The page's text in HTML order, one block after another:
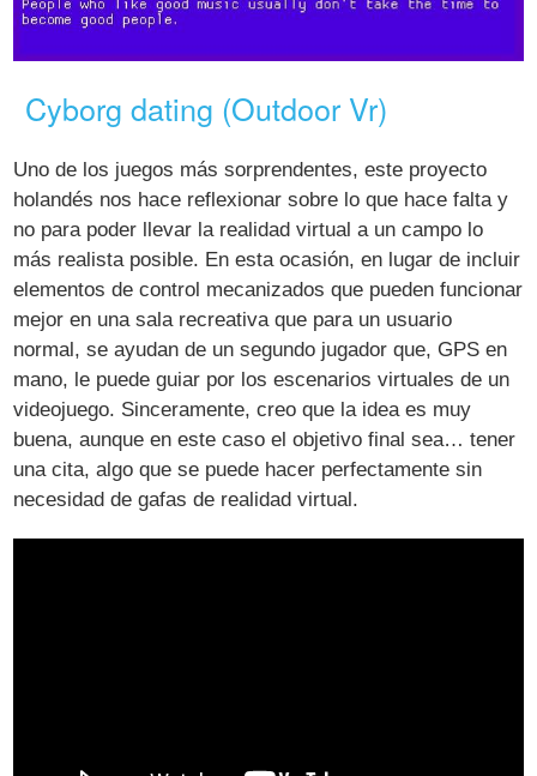
Cyborg dating (Outdoor Vr)
Uno de los juegos más sorprendentes, este proyecto
holandés nos hace reflexionar sobre lo que hace falta y
no para poder llevar la realidad virtual a un campo lo
más realista posible. En esta ocasión, en lugar de incluir
elementos de control mecanizados que pueden funcionar
mejor en una sala recreativa que para un usuario
normal, se ayudan de un segundo jugador que, GPS en
mano, le puede guiar por los escenarios virtuales de un
videojuego. Sinceramente, creo que la idea es muy
buena, aunque en este caso el objetivo final sea… tener
una cita, algo que se puede hacer perfectamente sin
necesidad de gafas de realidad virtual.